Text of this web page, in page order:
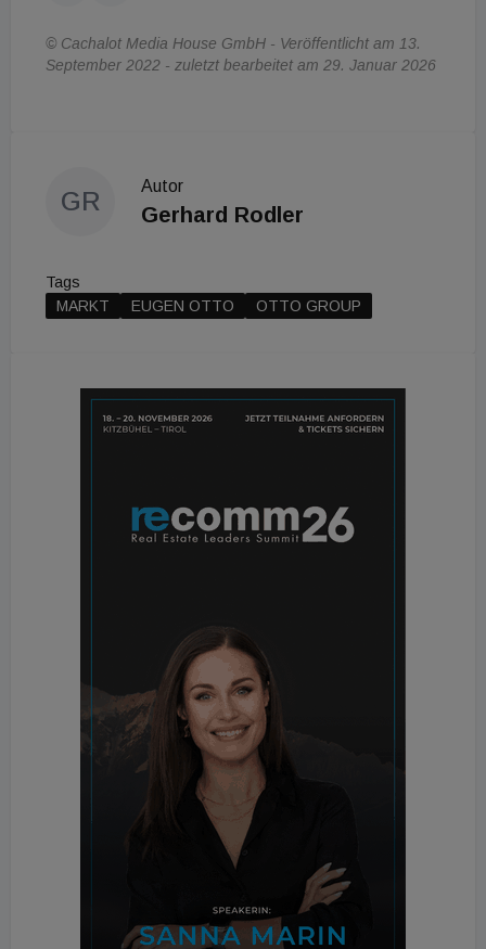
© Cachalot Media House GmbH - Veröffentlicht am 13.
September 2022 - zuletzt bearbeitet am 29. Januar 2026
GR
Autor
Gerhard Rodler
Tags
MARKT
EUGEN OTTO OTTO GROUP